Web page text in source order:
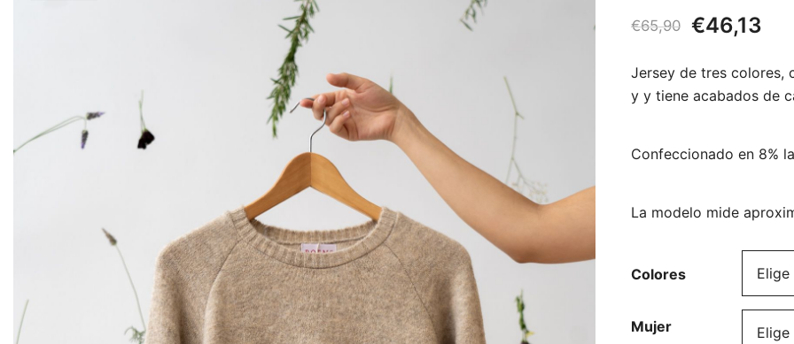
€65,90 El
original
€65,90.
€46,13
Jersey de tres colores,
y y tiene acabados de
Confeccionado en 8%
La modelo mide
Colores
Mujer